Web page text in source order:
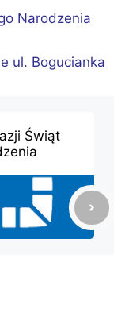
Narodzenia
ul. Bogucianka
Świąt